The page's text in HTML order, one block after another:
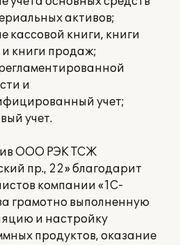
активов;
кассовой книги, книги
и книги продаж;
и
учет;
учет.
ООО РЭК ТСЖ
пр., 22» благодарит
компании «1С-
грамотно выполненную
и настройку
продуктов, оказание